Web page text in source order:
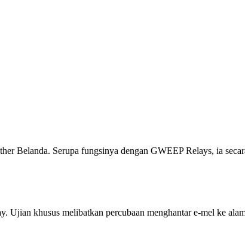
Belanda. Serupa fungsinya dengan GWEEP Relays, ia
Ujian khusus melibatkan percubaan menghantar e-mel ke